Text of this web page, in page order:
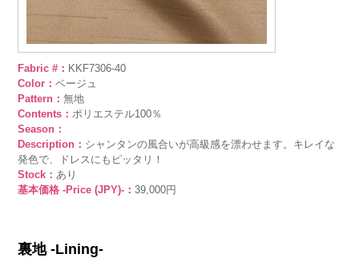
Fabric #： KKF7306-40
Color：ベージュ
Pattern：無地
Contents：ポリエステル100％
Season：
Description： シャンタンの風合いが高級感を漂わせます。キレイな
発色で、ドレスにもピッタリ！
Stock：あり
基本価格 -Price (JPY)-：39,000円
裏地 -Lining-